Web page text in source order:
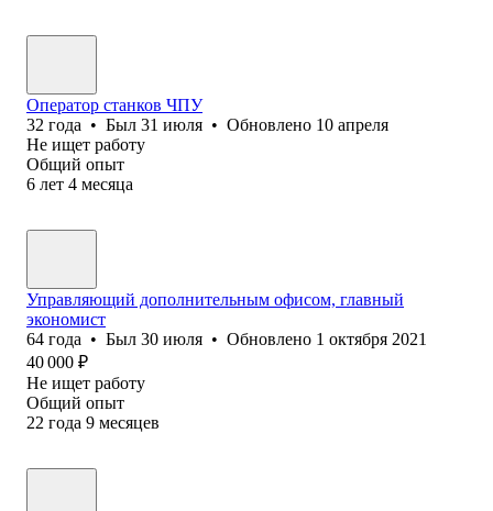
Оператор станков ЧПУ
32 года • Был 31 июля • Обновлено 10 апреля
Не ищет работу
Общий опыт
6 лет 4 месяца
Управляющий дополнительным офисом, главный
экономист
64 года • Был 30 июля • Обновлено 1 октября 2021
40 000 ₽
Не ищет работу
Общий опыт
22 года 9 месяцев